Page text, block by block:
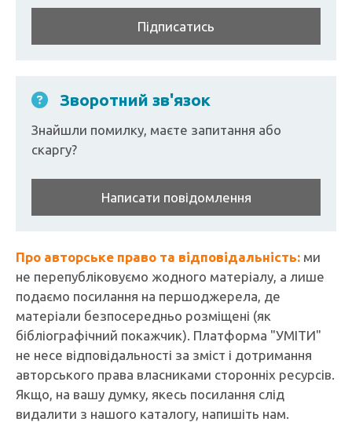
Підписатись
Зворотний зв'язок
Знайшли помилку, маєте запитання або
скаргу?
Написати повідомлення
Про авторське право та відповідальність: ми
не перепубліковуємо жодного матеріалу, а лише
подаємо посилання на першоджерела, де
матеріали безпосередньо розміщені (як
бібліографічний покажчик). Платформа "УМІТИ"
не несе відповідальності за зміст і дотримання
авторського права власниками сторонніх ресурсів.
Якщо, на вашу думку, якесь посилання слід
видалити з нашого каталогу, напишіть нам.